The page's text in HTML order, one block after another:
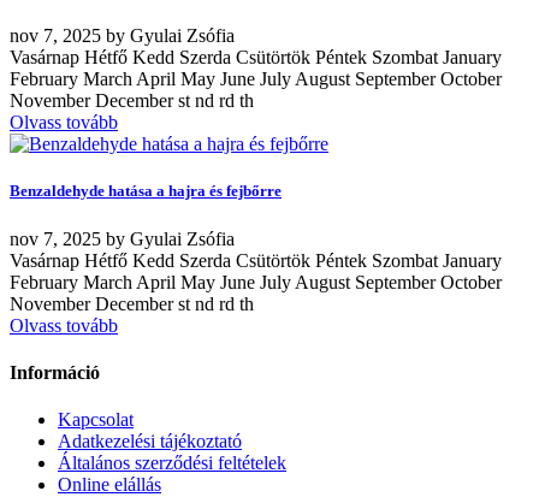
nov 7, 2025 by Gyulai Zsófia
Vasárnap Hétfő Kedd Szerda Csütörtök Péntek Szombat January
February March April May June July August September October
November December st nd rd th
Olvass tovább
Benzaldehyde hatása a hajra és fejbőrre
nov 7, 2025 by Gyulai Zsófia
Vasárnap Hétfő Kedd Szerda Csütörtök Péntek Szombat January
February March April May June July August September October
November December st nd rd th
Olvass tovább
Információ
Kapcsolat
Adatkezelési tájékoztató
Általános szerződési feltételek
Online elállás